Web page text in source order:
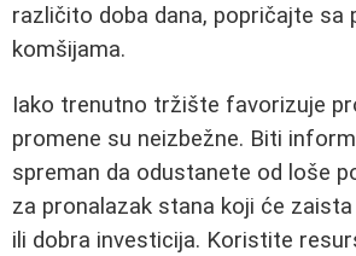
različito doba dana, popričajte sa
komšijama.
Iako trenutno tržište favorizuje
promene su neizbežne. Biti
spreman da odustanete od loše
za pronalazak stana koji će
ili dobra investicija. Koristite